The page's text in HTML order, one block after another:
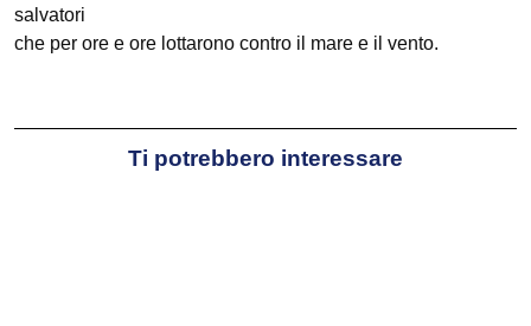
salvatori
che per ore e ore lottarono contro il mare e il vento.
Ti potrebbero interessare